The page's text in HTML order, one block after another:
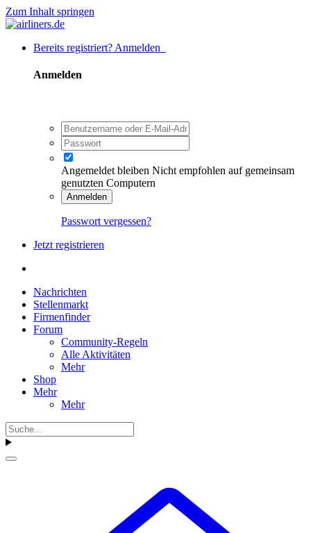
Zum Inhalt springen
Bereits registriert? Anmelden
Anmelden
Angemeldet bleiben Nicht empfohlen auf gemeinsam
genutzten Computern
Anmelden
Passwort vergessen?
Jetzt registrieren
Nachrichten
Stellenmarkt
Firmenfinder
Forum
Community-Regeln
Alle Aktivitäten
Mehr
Shop
Mehr
Mehr